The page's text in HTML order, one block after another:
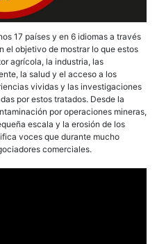
17 países y en 6 idiomas a través
el objetivo de mostrar lo que estos
agrícola, la industria, las
la salud y el acceso a los
vividas y las investigaciones
por estos tratados. Desde la
por operaciones mineras,
escala y la erosión de los
voces que durante mucho
comerciales.